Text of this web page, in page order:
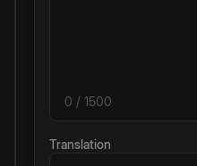
0 / 1500
Translation